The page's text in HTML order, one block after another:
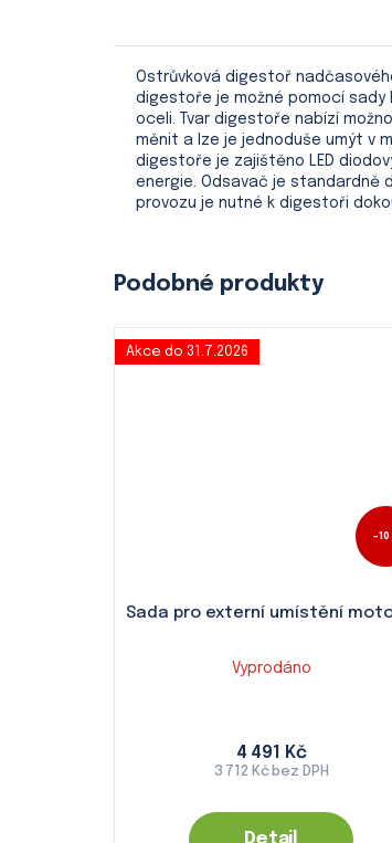
Ostrůvková digestoř
digestoře je možné pomocí sady
oceli. Tvar digestoře nabízí
měnit a lze je jednoduše umýt v
digestoře je zajištěno LED
energie. Odsavač je standardně
provozu je nutné k digestoři
Akce do 31.7.2026
–10
Vyprodáno
3 712 Kč bez DPH
4 491 Kč